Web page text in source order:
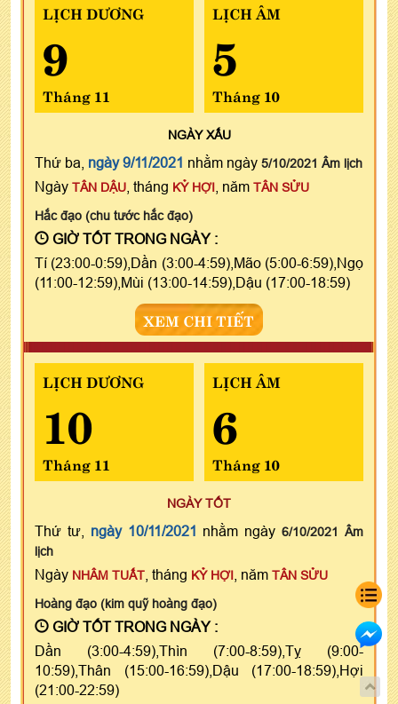
LỊCH DƯƠNG
9
Tháng 11
LỊCH ÂM
5
Tháng 10
NGÀYXẤU
Thứ ba, ngày 9/11/2021 nhằm ngày 5/10/2021 Âm lịch
Ngày TÂN DẬU , tháng KỶ HỢI , năm TÂN SỬU
Hắc đạo (chu tước hắc đạo)
GIỜ TỐT TRONG NGÀY :
Tí (23:00-0:59),Dần (3:00-4:59),Mão (5:00-6:59),Ngọ
(11:00-12:59),Mùi (13:00-14:59),Dậu (17:00-18:59)
XEM CHI TIẾT
LỊCH DƯƠNG
10
Tháng 11
LỊCH ÂM
6
Tháng 10
NGÀY TỐT
Thứ tư, ngày 10/11/2021 nhằm ngày6/10/2021 Âm
lịch
Ngày NHÂM TUẤT , tháng KỶ HỢI , năm TÂN SỬU
Hoàng đạo (kim quỹ hoàng đạo)
GIỜ TỐT TRONG NGÀY :
Dần (3:00-4:59),Thìn (7:00-8:59),Tỵ (9:00-
10:59),Thân (15:00-16:59),Dậu (17:00-18:59),Hợi
(21:00-22:59)